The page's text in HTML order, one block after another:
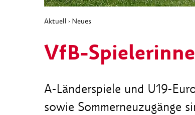
Aktuell › Neues
VfB-
A-Länderspiele und U19-
sowie Sommerneuzugänge